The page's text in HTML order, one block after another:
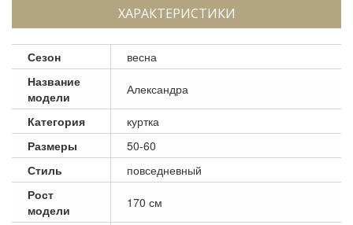
ХАРАКТЕРИСТИКИ
Сезон
весна
Название
модели
Александра
Категория
куртка
Размеры
50-60
Стиль
повседневный
Рост
модели
170 см